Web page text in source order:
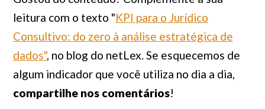
leitura com o texto "KPI para o Jurídico
Consultivo: do zero à análise estratégica de
dados", no blog do netLex. Se esquecemos de
algum indicador que você utiliza no dia a dia,
compartilhe nos comentários!